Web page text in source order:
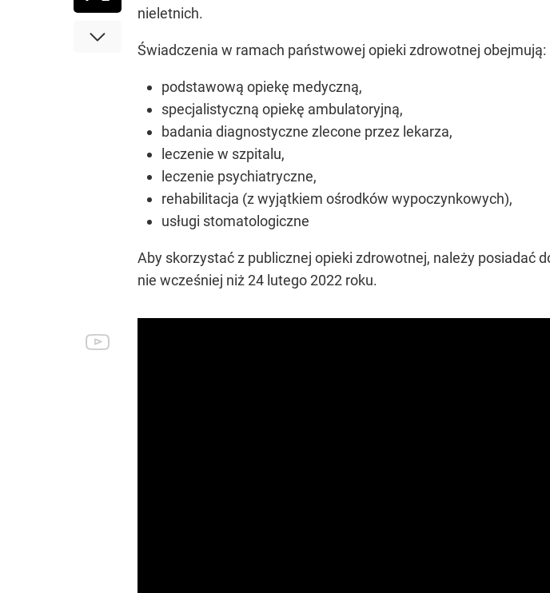
nieletnich.
Świadczenia w ramach państwowej opieki zdrowotnej obejmują:
podstawową opiekę medyczną,
specjalistyczną opiekę ambulatoryjną,
badania diagnostyczne zlecone przez lekarza,
leczenie w szpitalu,
leczenie psychiatryczne,
rehabilitacja (z wyjątkiem ośrodków wypoczynkowych),
usługi stomatologiczne
Aby skorzystać z publicznej opieki zdrowotnej, należy posiadać
nie wcześniej niż 24 lutego 2022 roku.